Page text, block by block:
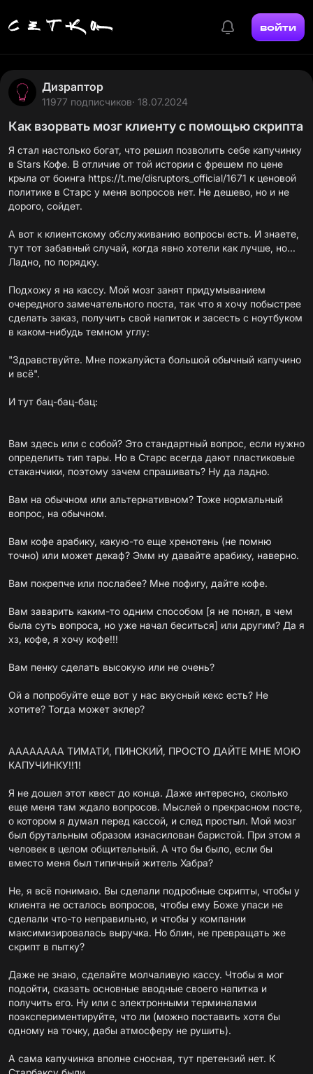
войти
Дизраптор
11977 подписчиков· 18.07.2024
Как взорвать мозг клиенту с помощью скрипта
Я стал настолько богат, что решил позволить себе капучинку
в Stars Кофе. В отличие от той истории с фрешем по цене
крыла от боинга https://t.me/disruptors_official/1671 к ценовой
политике в Старс у меня вопросов нет. Не дешево, но и не
дорого, сойдет.
А вот к клиентскому обслуживанию вопросы есть. И знаете,
тут тот забавный случай, когда явно хотели как лучше, но...
Ладно, по порядку.
Подхожу я на кассу. Мой мозг занят придумыванием
очередного замечательного поста, так что я хочу побыстрее
сделать заказ, получить свой напиток и засесть с ноутбуком
в каком-нибудь темном углу:
"Здравствуйте. Мне пожалуйста большой обычный капучино
и всё".
И тут бац-бац-бац:
Вам здесь или с собой? Это стандартный вопрос, если нужно
определить тип тары. Но в Старс всегда дают пластиковые
стаканчики, поэтому зачем спрашивать? Ну да ладно.
Вам на обычном или альтернативном? Тоже нормальный
вопрос, на обычном.
Вам кофе арабику, какую-то еще хренотень (не помню
точно) или может декаф? Эмм ну давайте арабику, наверно.
Вам покрепче или послабее? Мне пофигу, дайте кофе.
Вам заварить каким-то одним способом [я не понял, в чем
была суть вопроса, но уже начал беситься] или другим? Да я
хз, кофе, я хочу кофе!!!
Вам пенку сделать высокую или не очень?
Ой а попробуйте еще вот у нас вкусный кекс есть? Не
хотите? Тогда может эклер?
АААААААА ТИМАТИ, ПИНСКИЙ, ПРОСТО ДАЙТЕ МНЕ МОЮ
КАПУЧИНКУ!!1!
Я не дошел этот квест до конца. Даже интересно, сколько
еще меня там ждало вопросов. Мыслей о прекрасном посте,
о котором я думал перед кассой, и след простыл. Мой мозг
был брутальным образом изнасилован баристой. При этом я
человек в целом общительный. А что бы было, если бы
вместо меня был типичный житель Хабра?
Не, я всё понимаю. Вы сделали подробные скрипты, чтобы у
клиента не осталось вопросов, чтобы ему Боже упаси не
сделали что-то неправильно, и чтобы у компании
максимизировалась выручка. Но блин, не превращать же
скрипт в пытку?
Даже не знаю, сделайте молчаливую кассу. Чтобы я мог
подойти, сказать основные вводные своего напитка и
получить его. Ну или с электронными терминалами
поэкспериментируйте, что ли (можно поставить хотя бы
одному на точку, дабы атмосферу не рушить).
А сама капучинка вполне сносная, тут претензий нет. К